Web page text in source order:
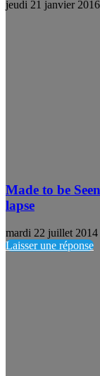
jeudi 21 janvier 2016
Made to be
lapse
mardi 22 juillet 2014
Laisser une réponse